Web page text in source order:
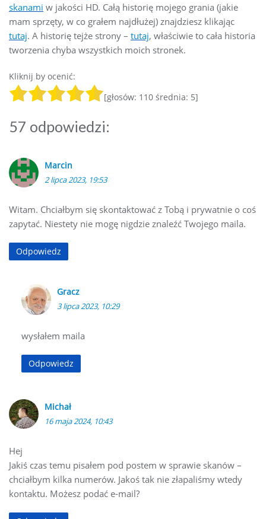
skanami w jakości HD. Całą historię mojego grania (jakie
mam sprzęty, w co grałem najdłużej) znajdziesz klikając
tutaj. A historię tejże strony – tutaj, właściwie to cała historia
tworzenia chyba wszystkich moich stronek.
Kliknij by ocenić:
[głosów: 110 średnia: 5]
57 odpowiedzi:
Marcin
2 lipca 2023, 19:53
Witam. Chciałbym się skontaktować z Tobą i prywatnie o coś
zapytać. Niestety nie mogę nigdzie znaleźć Twojego maila.
Odpowiedz
Gracz
3 lipca 2023, 10:29
wysłałem maila
Odpowiedz
Michał
16 maja 2024, 10:43
Hej
Jakiś czas temu pisałem pod postem w sprawie skanów –
chciałbym kilka numerów. Jakoś tak nie złapaliśmy wtedy
kontaktu. Możesz podać e-mail?